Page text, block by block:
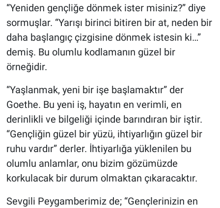
“Yeniden gençliğe dönmek ister misiniz?” diye
sormuşlar. “Yarışı birinci bitiren bir at, neden bir
daha başlangıç çizgisine dönmek istesin ki…”
demiş. Bu olumlu kodlamanın güzel bir
örneğidir.
“Yaşlanmak, yeni bir işe başlamaktır” der
Goethe. Bu yeni iş, hayatın en verimli, en
derinlikli ve bilgeliği içinde barındıran bir iştir.
“Gençliğin güzel bir yüzü, ihtiyarlığın güzel bir
ruhu vardır” derler. İhtiyarlığa yüklenilen bu
olumlu anlamlar, onu bizim gözümüzde
korkulacak bir durum olmaktan çıkaracaktır.
Sevgili Peygamberimiz de; “Gençlerinizin en